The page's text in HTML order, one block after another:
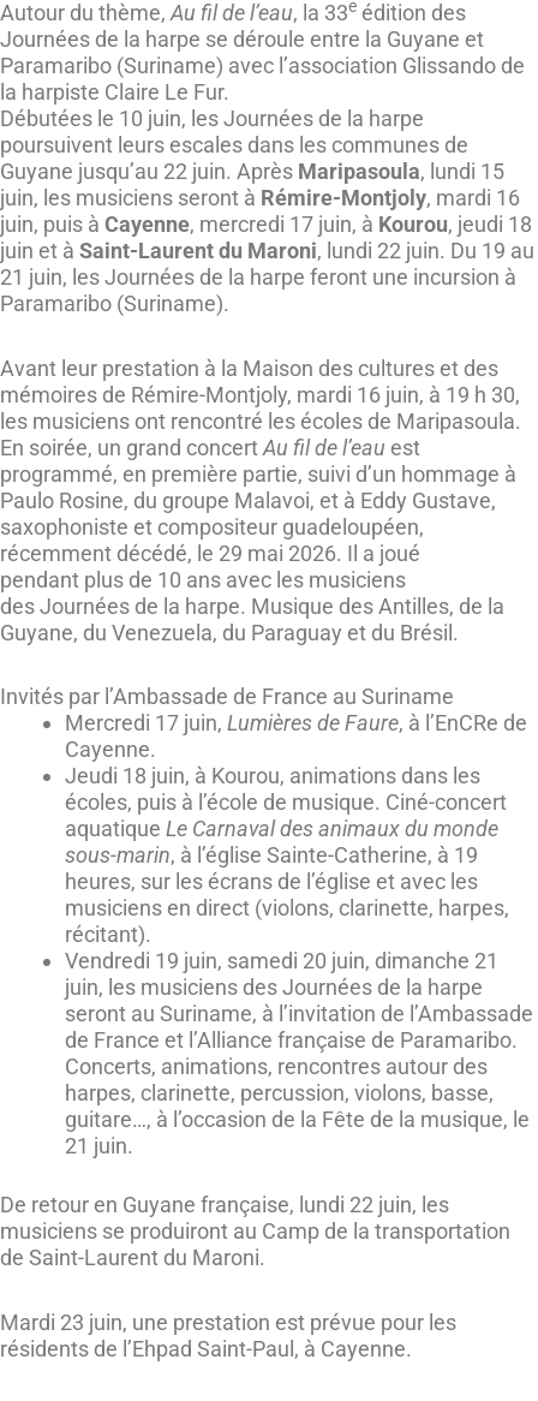
Autour du thème, Au fil de l’eau, la 33e édition des
Journées de la harpe se déroule entre la Guyane et
Paramaribo (Suriname) avec l’association Glissando de
la harpiste Claire Le Fur.
Débutées le 10 juin, les Journées de la harpe
poursuivent leurs escales dans les communes de
Guyane jusqu’au 22 juin. Après Maripasoula, lundi 15
juin, les musiciens seront à Rémire-Montjoly, mardi 16
juin, puis à Cayenne, mercredi 17 juin, à Kourou, jeudi 18
juin et à Saint-Laurent du Maroni, lundi 22 juin. Du 19 au
21 juin, les Journées de la harpe feront une incursion à
Paramaribo (Suriname).
Avant leur prestation à la Maison des cultures et des
mémoires de Rémire-Montjoly, mardi 16 juin, à 19 h 30,
les musiciens ont rencontré les écoles de Maripasoula.
En soirée, un grand concertAu fil de l’eau est
programmé, en première partie, suivi d’un hommage à
Paulo Rosine, du groupe Malavoi, et à Eddy Gustave,
saxophoniste et compositeur guadeloupéen,
récemment décédé, le 29 mai 2026. Il a joué
pendant plus de 10 ans avec les musiciens
des Journées de la harpe. Musique des Antilles, de la
Guyane, du Venezuela, du Paraguay et du Brésil.
Invités par l’Ambassade de France au Suriname
Mercredi 17 juin, Lumières de Faure, à l’EnCRe de
Cayenne.
Jeudi 18 juin, à Kourou, animations dans les
écoles, puis à l’école de musique. Ciné-concert
aquatique Le Carnaval des animaux du monde
sous-marin, à l’église Sainte-Catherine, à 19
heures, sur les écrans de l’église et avec les
musiciens en direct (violons, clarinette, harpes,
récitant).
Vendredi 19 juin, samedi 20 juin, dimanche 21
juin, les musiciens des Journées de la harpe
seront au Suriname, à l’invitation de l’Ambassade
de France et l’Alliance française de Paramaribo.
Concerts, animations, rencontres autour des
harpes, clarinette, percussion, violons, basse,
guitare…, à l’occasion de la Fête de la musique, le
21 juin.
De retour en Guyane française, lundi 22 juin, les
musiciens se produiront au Camp de la transportation
de Saint-Laurent du Maroni.
Mardi 23 juin, une prestation est prévue pour les
résidents de l’Ehpad Saint-Paul, à Cayenne.